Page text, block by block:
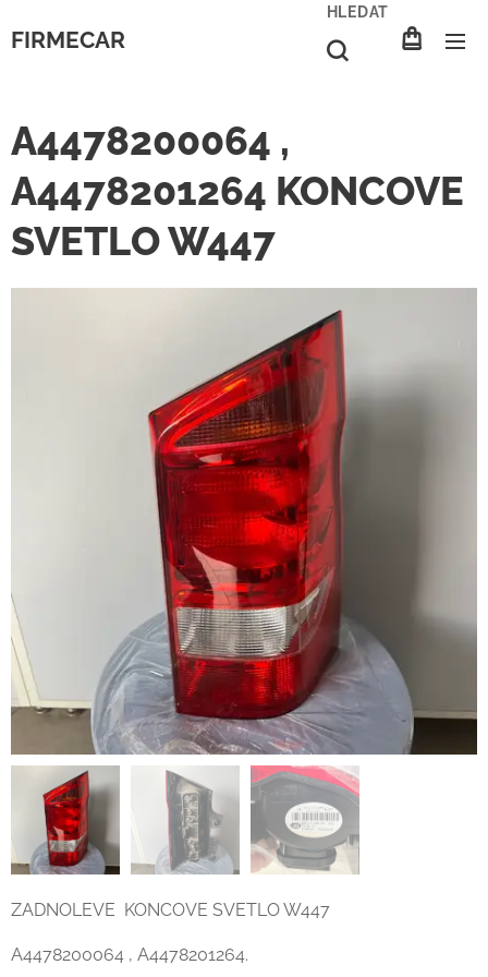
FIRMECAR
HLEDAT
A4478200064 ,
A4478201264 KONCOVE
SVETLO W447
ZADNOLEVE KONCOVE SVETLO W447
A4478200064 , A4478201264.